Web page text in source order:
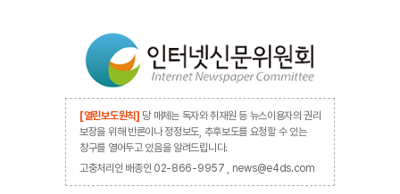
[열린보도원칙] 당 매체는 독자와 취재원 등 뉴스이용자의 권리
보장을 위해 반론이나 정정보도, 추후보도를 요청할 수 있는
창구를 열어두고 있음을 알려드립니다.
고충처리인 배종인 02-866-9957 , news@e4ds.com